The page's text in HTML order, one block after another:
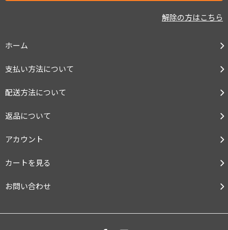
解除の方はこちら
ホーム
支払い方法について
配送方法について
返品について
アカウント
カートを見る
お問い合わせ